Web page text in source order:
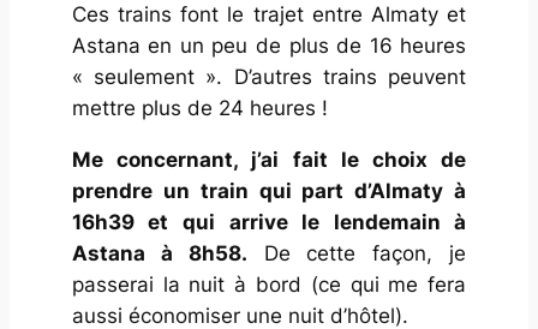
Ces trains font le trajet entre Almaty et
Astana en un peu de plus de 16 heures
« seulement ». D’autres trains peuvent
mettre plus de 24 heures !
Me concernant, j’ai fait le choix de
prendre un train qui part d’Almaty à
16h39 et qui arrive le lendemain à
Astana à 8h58. De cette façon, je
passerai la nuit à bord (ce qui me fera
aussi économiser une nuit d’hôtel).